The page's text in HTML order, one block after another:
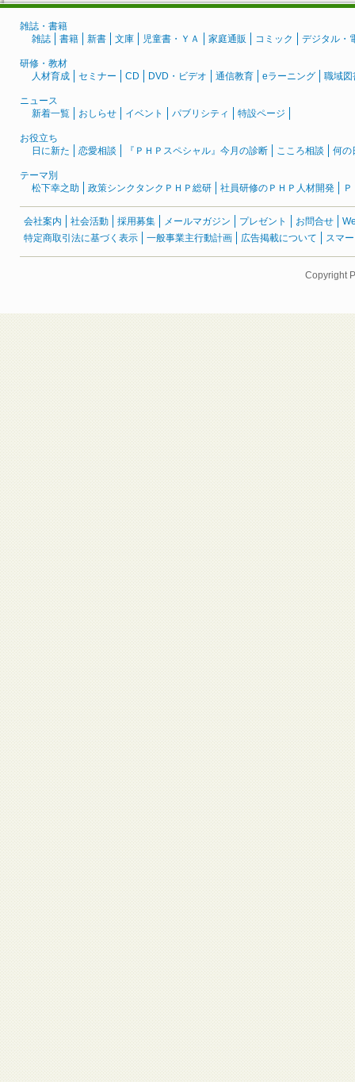
雑誌・書籍
雑誌
書籍 新書 文庫 児童書・ＹＡ 家庭通販 コミック デジタル・
研修・教材
人材育成
セミナー CD DVD・ビデオ 通信教育 eラーニング 職域図
ニュース
新着一覧
おしらせ イベント パブリシティ 特設ページ
お役立ち
日に新た
恋愛相談 『ＰＨＰスペシャル』今月の診断 こころ相談 何の
テーマ別
松下幸之助
政策シンクタンクＰＨＰ総研 社員研修のＰＨＰ人材開発
会社案内 社会活動 採用募集 メールマガジン プレゼント お問合せ
特定商取引法に基づく表示
一般事業主行動計画 広告掲載について スマ
Copyright